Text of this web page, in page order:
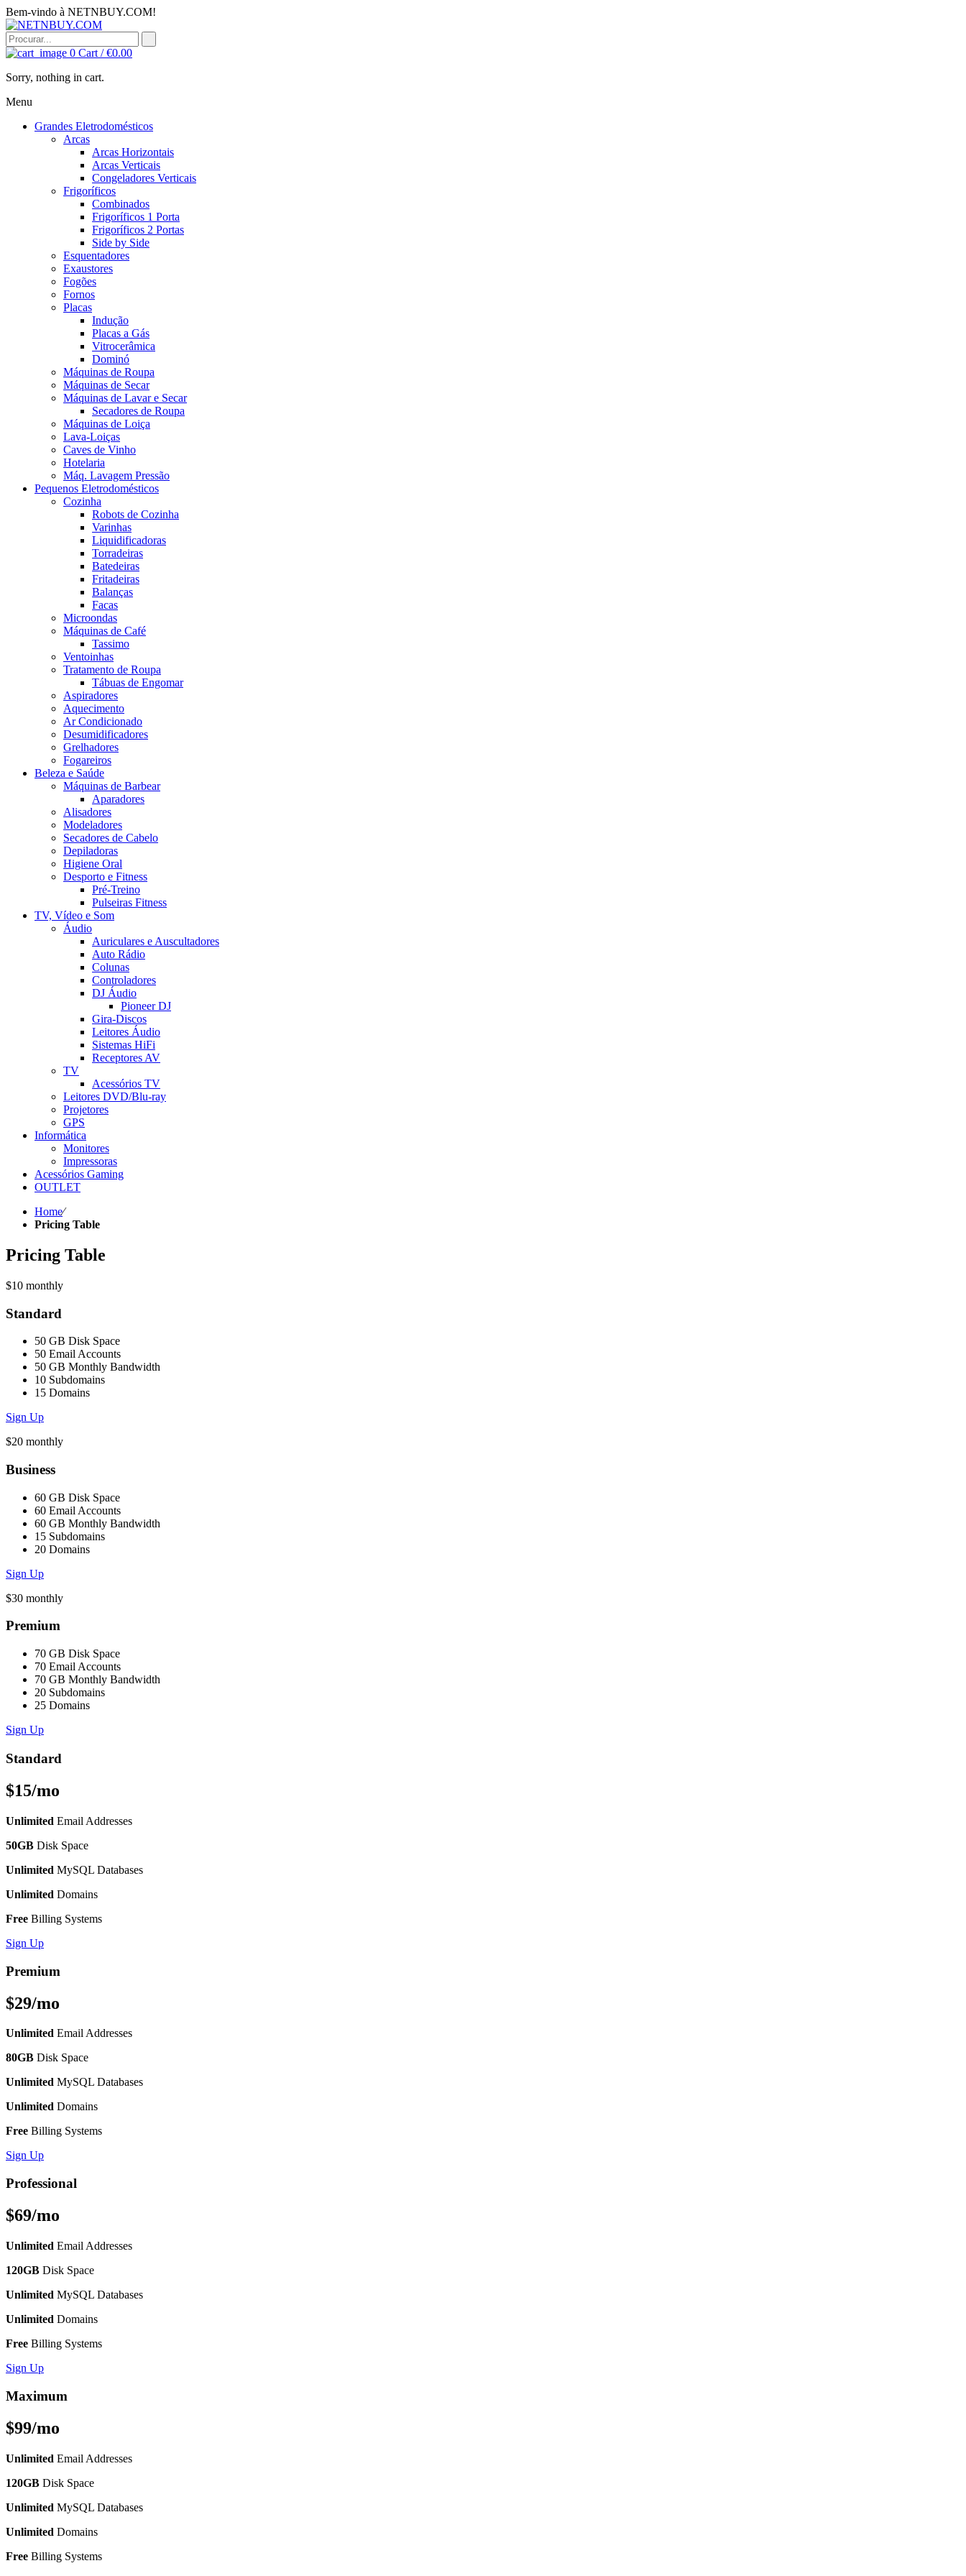
Bem-vindo à NETNBUY.COM!
0 Cart /€0.00
Sorry, nothing in cart.
Menu
Grandes Eletrodomésticos
Arcas
Arcas Horizontais
Arcas Verticais
Congeladores Verticais
Frigoríficos
Combinados
Frigoríficos 1 Porta
Frigoríficos 2 Portas
Side by Side
Esquentadores
Exaustores
Fogões
Fornos
Placas
Indução
Placas a Gás
Vitrocerâmica
Dominó
Máquinas de Roupa
Máquinas de Secar
Máquinas de Lavar e Secar
Secadores de Roupa
Máquinas de Loiça
Lava-Loiças
Caves de Vinho
Hotelaria
Máq. Lavagem Pressão
Pequenos Eletrodomésticos
Cozinha
Robots de Cozinha
Varinhas
Liquidificadoras
Torradeiras
Batedeiras
Fritadeiras
Balanças
Facas
Microondas
Máquinas de Café
Tassimo
Ventoinhas
Tratamento de Roupa
Tábuas de Engomar
Aspiradores
Aquecimento
Ar Condicionado
Desumidificadores
Grelhadores
Fogareiros
Beleza e Saúde
Máquinas de Barbear
Aparadores
Alisadores
Modeladores
Secadores de Cabelo
Depiladoras
Higiene Oral
Desporto e Fitness
Pré-Treino
Pulseiras Fitness
TV, Vídeo e Som
Áudio
Auriculares e Auscultadores
Auto Rádio
Colunas
Controladores
DJ Áudio
Pioneer DJ
Gira-Discos
Leitores Áudio
Sistemas HiFi
Receptores AV
TV
Acessórios TV
Leitores DVD/Blu-ray
Projetores
GPS
Informática
Monitores
Impressoras
Acessórios Gaming
OUTLET
Home⁄
Pricing Table
Pricing Table
$10 monthly
Standard
50 GB Disk Space
50 Email Accounts
50 GB Monthly Bandwidth
10 Subdomains
15 Domains
Sign Up
$20 monthly
Business
60 GB Disk Space
60 Email Accounts
60 GB Monthly Bandwidth
15 Subdomains
20 Domains
Sign Up
$30 monthly
Premium
70 GB Disk Space
70 Email Accounts
70 GB Monthly Bandwidth
20 Subdomains
25 Domains
Sign Up
Standard
$15/mo
Unlimited Email Addresses
50GB Disk Space
Unlimited MySQL Databases
Unlimited Domains
Free Billing Systems
Sign Up
Premium
$29/mo
Unlimited Email Addresses
80GB Disk Space
Unlimited MySQL Databases
Unlimited Domains
Free Billing Systems
Sign Up
Professional
$69/mo
Unlimited Email Addresses
120GB Disk Space
Unlimited MySQL Databases
Unlimited Domains
Free Billing Systems
Sign Up
Maximum
$99/mo
Unlimited Email Addresses
120GB Disk Space
Unlimited MySQL Databases
Unlimited Domains
Free Billing Systems